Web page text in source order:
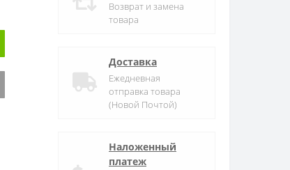
Возврат и замена
товара
Доставка
Ежедневная
отправка товара
(Новой Почтой)
Наложенный
платеж